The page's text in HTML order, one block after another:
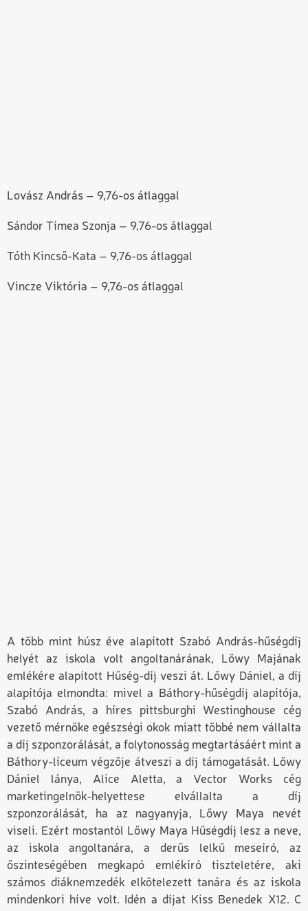
Lovász András – 9,76-os átlaggal
Sándor Tímea Szonja – 9,76-os átlaggal
Tóth Kincső-Kata – 9,76-os átlaggal
Vincze Viktória – 9,76-os átlaggal
A több mint húsz éve alapított Szabó András-hűségdíj
helyét az iskola volt angoltanárának, Lőwy Majának
emlékére alapított Hűség-díj veszi át. Lőwy Dániel, a díj
alapítója elmondta: mivel a Báthory-hűségdíj alapítója,
Szabó András, a híres pittsburghi Westinghouse cég
vezető mérnöke egészségi okok miatt többé nem vállalta
a díj szponzorálását, a folytonosság megtartásáért mint a
Báthory-líceum végzője átveszi a díj támogatását. Lőwy
Dániel lánya, Alice Aletta, a Vector Works cég
marketingelnök-helyettese elvállalta a díj
szponzorálását, ha az nagyanyja, Lőwy Maya nevét
viseli. Ezért mostantól Lőwy Maya Hűségdíj lesz a neve,
az iskola angoltanára, a derűs lelkű meseíró, az
őszinteségében megkapó emlékíró tiszteletére, aki
számos diáknemzedék elkötelezett tanára és az iskola
mindenkori híve volt. Idén a díjat Kiss Benedek X12. C